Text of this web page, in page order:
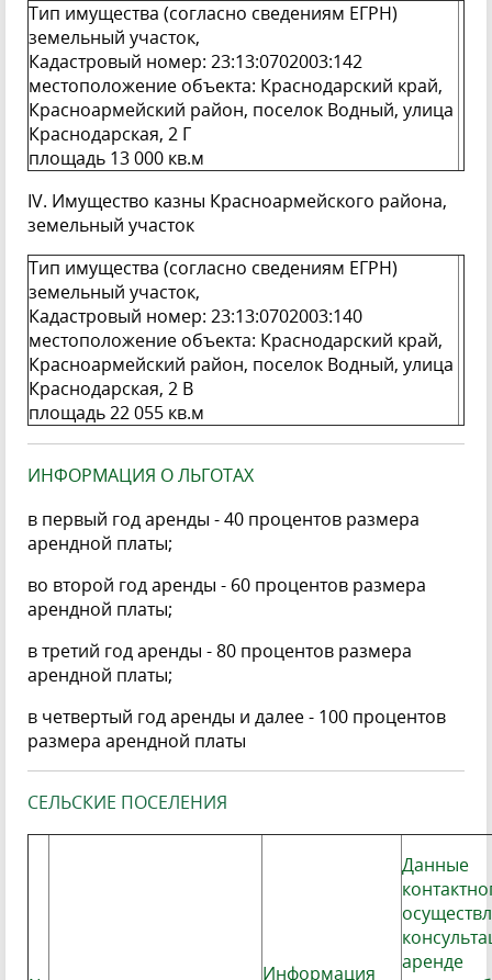
Тип имущества (согласно сведениям ЕГРН)
земельный участок,
Кадастровый номер: 23:13:0702003:142
местоположение объекта: Краснодарский край,
Красноармейский район, поселок Водный, улица
Краснодарская, 2 Г
площадь 13 000 кв.м
IV. Имущество казны Красноармейского района,
земельный участок
Тип имущества (согласно сведениям ЕГРН)
земельный участок,
Кадастровый номер: 23:13:0702003:140
местоположение объекта: Краснодарский край,
Красноармейский район, поселок Водный, улица
Краснодарская, 2 В
площадь 22 055 кв.м
ИНФОРМАЦИЯ О ЛЬГОТАХ
в первый год аренды - 40 процентов размера
арендной платы;
во второй год аренды - 60 процентов размера
арендной платы;
в третий год аренды - 80 процентов размера
арендной платы;
в четвертый год аренды и далее - 100 процентов
размера арендной платы
СЕЛЬСКИЕ ПОСЕЛЕНИЯ
Информация
Данные
аренде